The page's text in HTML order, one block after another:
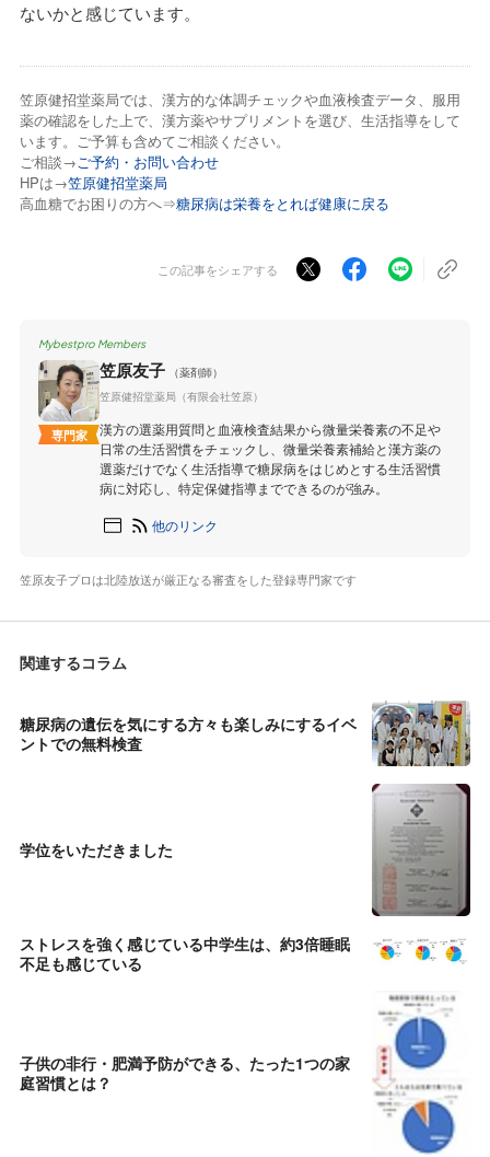
ないかと感じています。
笠原健招堂薬局では、漢方的な体調チェックや血液検査データ、服用
薬の確認をした上で、漢方薬やサプリメントを選び、生活指導をして
います。ご予算も含めてご相談ください。
ご相談→ご予約・お問い合わせ
HPは→笠原健招堂薬局
高血糖でお困りの方へ⇒糖尿病は栄養をとれば健康に戻る
この記事をシェアする
Mybestpro Members
専門家
笠原友子
（薬剤師）
笠原健招堂薬局（有限会社笠原）
漢方の選薬用質問と血液検査結果から微量栄養素の不足や
日常の生活習慣をチェックし、微量栄養素補給と漢方薬の
選薬だけでなく生活指導で糖尿病をはじめとする生活習慣
病に対応し、特定保健指導までできるのが強み。
他のリンク
笠原友子プロは北陸放送が厳正なる審査をした登録専門家です
関連するコラム
糖尿病の遺伝を気にする方々も楽しみにするイベ
ントでの無料検査
学位をいただきました
ストレスを強く感じている中学生は、約3倍睡眠
不足も感じている
子供の非行・肥満予防ができる、たった1つの家
庭習慣とは？